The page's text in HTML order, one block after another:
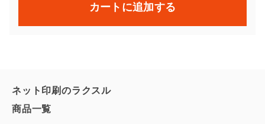
カートに追加する
ネット印刷のラクスル
商品一覧